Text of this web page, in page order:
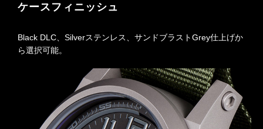
ケースフィニッシュ
Black DLC、Silverステンレス、サンドブラストGrey仕上げか
ら選択可能。